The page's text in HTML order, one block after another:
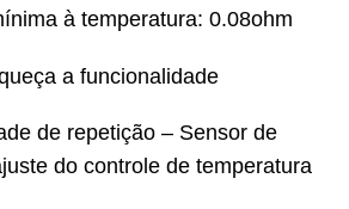
à temperatura: 0.08ohm
a funcionalidade
de repetição – Sensor de
do controle de temperatura